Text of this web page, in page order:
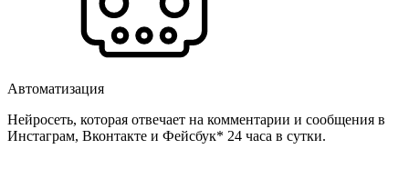
Автоматизация
Нейросеть, которая отвечает на комментарии и сообщения в
Инстаграм, Вконтакте и Фейсбук* 24 часа в сутки.